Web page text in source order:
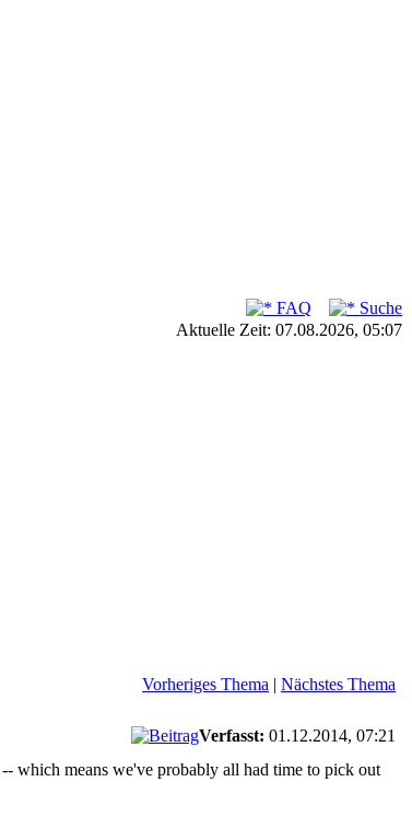
FAQ
Suche
Aktuelle Zeit: 07.08.2026, 05:07
Vorheriges Thema | Nächstes Thema
Verfasst: 01.12.2014, 07:21
which means we've probably all had time to pick out